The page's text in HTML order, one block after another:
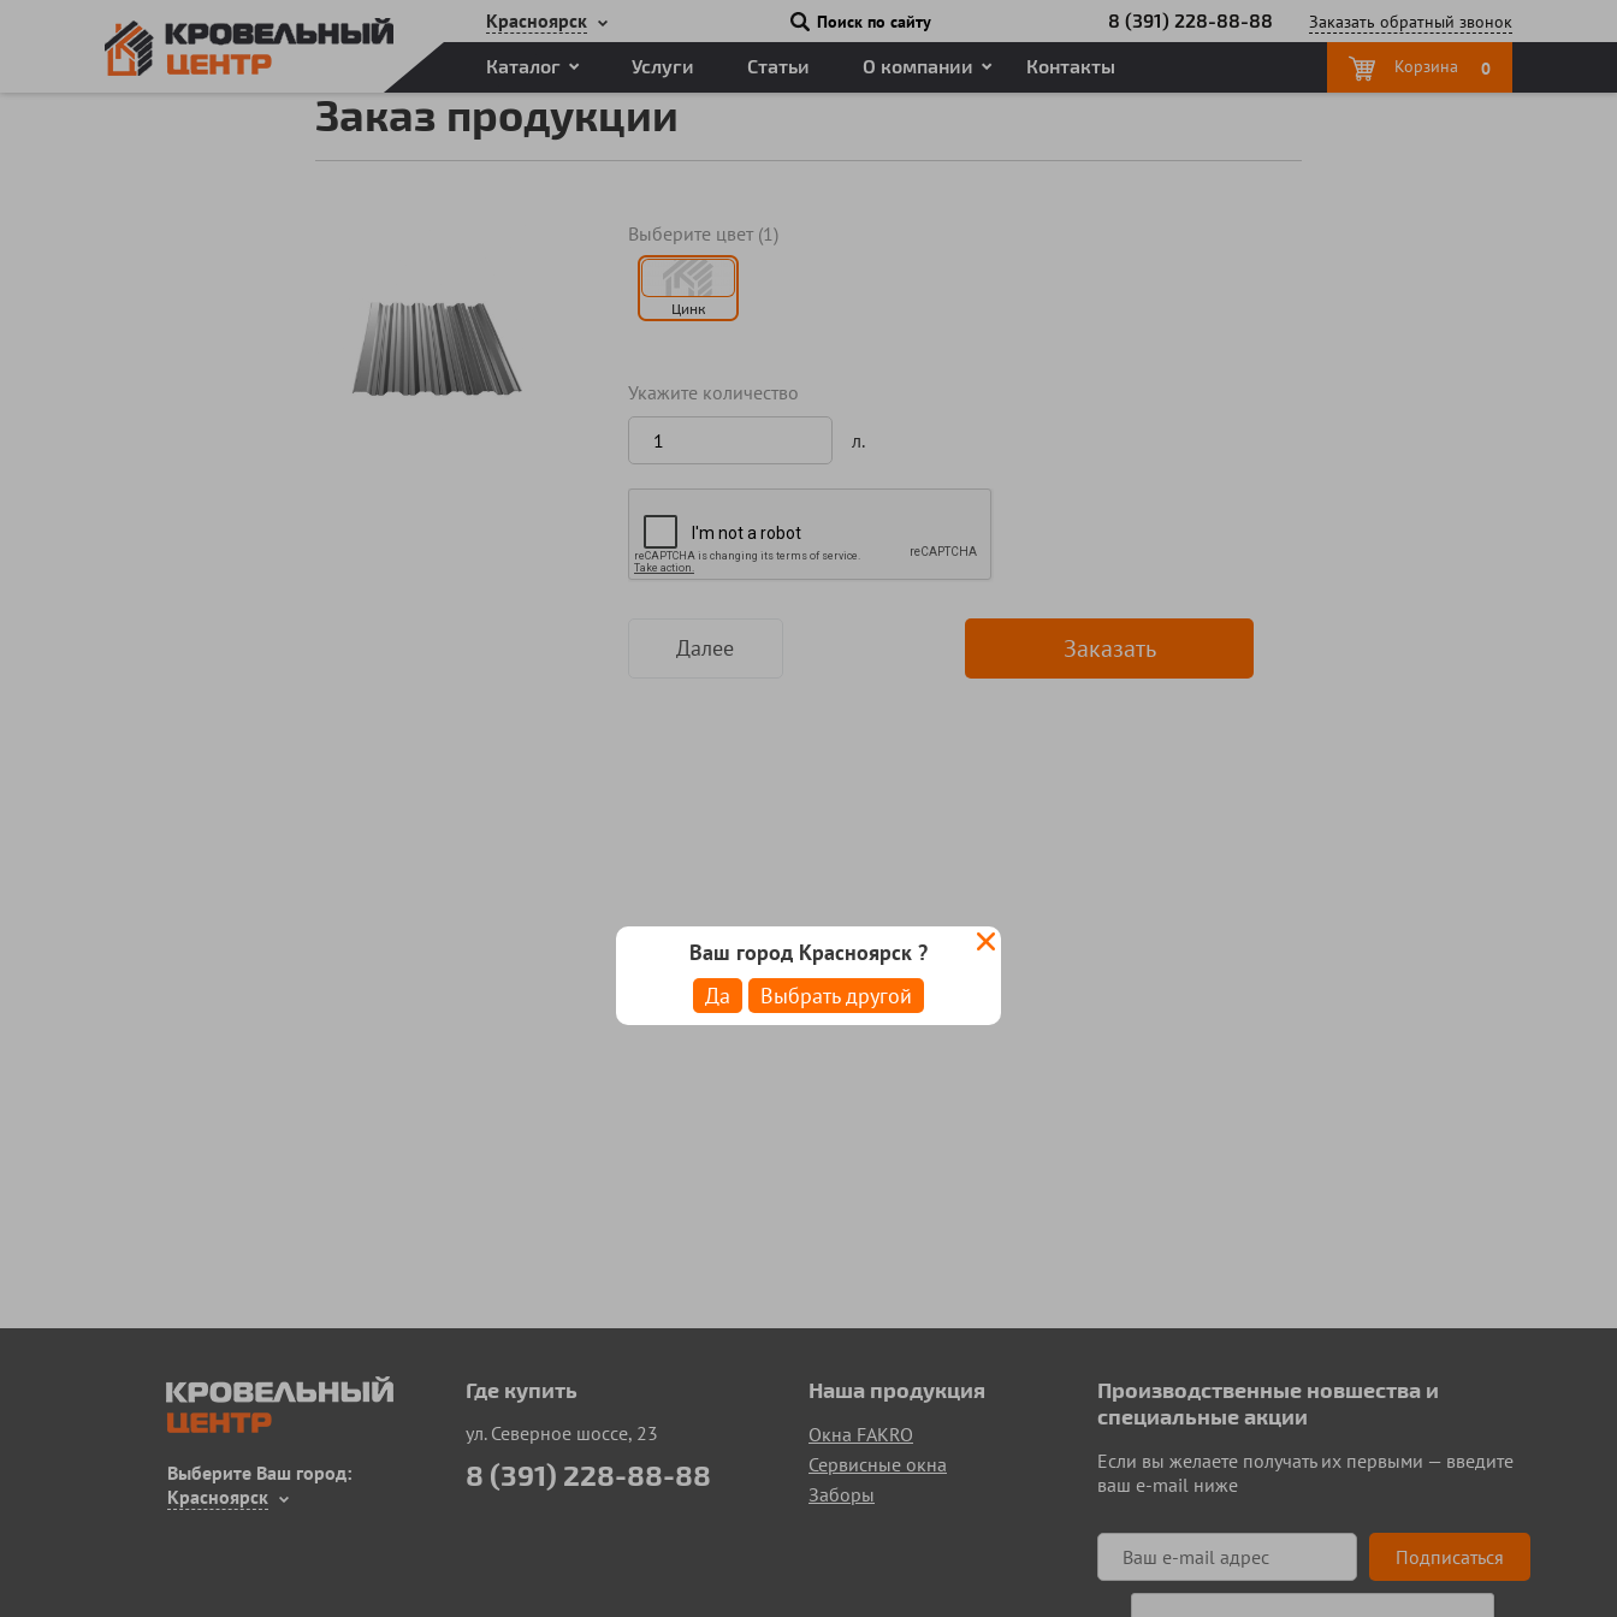
Красноярск Поиск по сайту 8 (391) 228-88-88 Заказать обратный звонок
Каталог Услуги Статьи О компании Контакты Корзина 0
Ваш город Красноярск ?
Да
Выбрать другой
Заказ продукции
Выберите цвет (1)
Цинк
Укажите количество
л.
Далее Заказать
Выберите Ваш город:
Красноярск
Где купить
ул. Северное шоссе, 23
8 (391) 228-88-88
Наша продукция
Окна FAKRO
Сервисные окна
Заборы
Производственные новшества и
специальные акции
Если вы желаете получать их первыми — введите
ваш e-mail ниже
Подписаться